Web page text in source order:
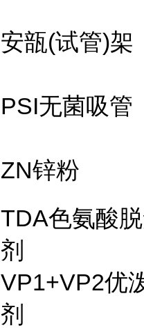
安瓿(试管)架
PSI无菌吸管
ZN锌粉
TDA色氨酸
剂
VP1+VP2优
剂